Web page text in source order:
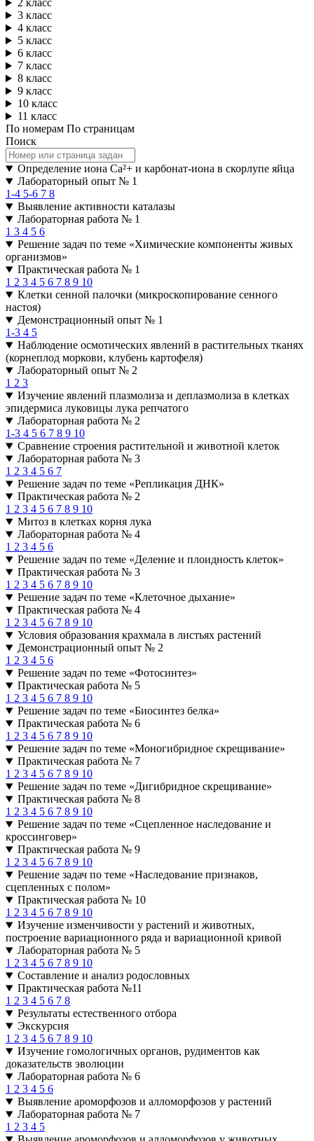
2 класс
3 класс
4 класс
5 класс
6 класс
7 класс
8 класс
9 класс
10 класс
11 класс
По номерам По страницам
Поиск
Определение иона Ca²+ и карбонат-иона в скорлупе яйца
Лабораторный опыт № 1
1-4 5-6 7 8
Выявление активности каталазы
Лабораторная работа № 1
1 3 4 5 6
Решение задач по теме «Химические компоненты живых
организмов»
Практическая работа № 1
1 2 3 4 5 6 7 8 9 10
Клетки сенной палочки (микроскопирование сенного
настоя)
Демонстрационный опыт № 1
1-3 4 5
Наблюдение осмотических явлений в растительных тканях
(корнеплод моркови, клубень картофеля)
Лабораторный опыт № 2
1 2 3
Изучение явлений плазмолиза и деплазмолиза в клетках
эпидермиса луковицы лука репчатого
Лабораторная работа № 2
1-3 4 5 6 7 8 9 10
Сравнение строения растительной и животной клеток
Лабораторная работа № 3
1 2 3 4 5 6 7
Решение задач по теме «Репликация ДНК»
Практическая работа № 2
1 2 3 4 5 6 7 8 9 10
Митоз в клетках корня лука
Лабораторная работа № 4
1 2 3 4 5 6
Решение задач по теме «Деление и плоидность клеток»
Практическая работа № 3
1 2 3 4 5 6 7 8 9 10
Решение задач по теме «Клеточное дыхание»
Практическая работа № 4
1 2 3 4 5 6 7 8 9 10
Условия образования крахмала в листьях растений
Демонстрационный опыт № 2
1 2 3 4 5 6
Решение задач по теме «Фотосинтез»
Практическая работа № 5
1 2 3 4 5 6 7 8 9 10
Решение задач по теме «Биосинтез белка»
Практическая работа № 6
1 2 3 4 5 6 7 8 9 10
Решение задач по теме «Моногибридное скрещивание»
Практическая работа № 7
1 2 3 4 5 6 7 8 9 10
Решение задач по теме «Дигибридное скрещивание»
Практическая работа № 8
1 2 3 4 5 6 7 8 9 10
Решение задач по теме «Сцепленное наследование и
кроссинговер»
Практическая работа № 9
1 2 3 4 5 6 7 8 9 10
Решение задач по теме «Наследование признаков,
сцепленных с полом»
Практическая работа № 10
1 2 3 4 5 6 7 8 9 10
Изучение изменчивости у растений и животных,
построение вариационного ряда и вариационной кривой
Лабораторная работа № 5
1 2 3 4 5 6 7 8 9 10
Составление и анализ родословных
Практическая работа №11
1 2 3 4 5 6 7 8
Результаты естественного отбора
Экскурсия
1 2 3 4 5 6 7 8 9 10
Изучение гомологичных органов, рудиментов как
доказательств эволюции
Лабораторная работа № 6
1 2 3 4 5 6
Выявление ароморфозов и алломорфозов у растений
Лабораторная работа № 7
1 2 3 4 5